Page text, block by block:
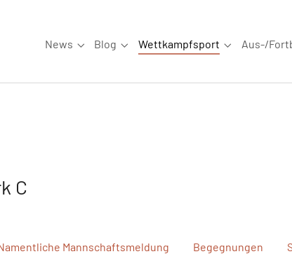
News
Submenu for "News"
Blog
Submenu for "Blog"
Wettkampfsport
Submenu
Aus-/
C
Mannschaftsmeldung Begegnungen